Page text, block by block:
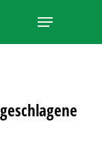
Menu
Close